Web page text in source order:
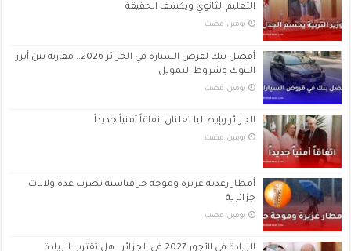
التعليم الثانوي ويكشف الحقيقة
‏يومين مضت
أفضل بنك لقرض السيارة في الجزائر 2026.. مقارنة بين أبرز
البنوك وشروط التمويل
‏يومين مضت
الجزائر وإيطاليا تعلنان اتفاقاً أمنياً جديداً
‏يومين مضت
أمطار رعدية غزيرة وموجة حر قياسية تضرب عدة ولايات
جزائرية
‏يومين مضت
الزيادة في الأجور 2027 في الجزائر.. هل تقترب الزيادة